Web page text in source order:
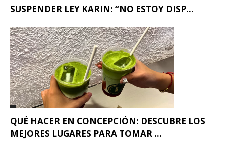
SUSPENDER LEY KARIN: “NO ESTOY DISP...
QUÉ HACER EN CONCEPCIÓN: DESCUBRE LOS
MEJORES LUGARES PARA TOMAR ...